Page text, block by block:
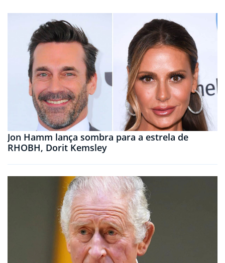
Jon Hamm lança sombra para a estrela de
RHOBH, Dorit Kemsley